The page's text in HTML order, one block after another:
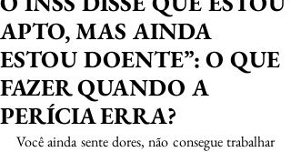
APTO, MAS AINDA
ESTOU DOENTE”: O QUE
FAZER QUANDO A
PERÍCIA ERRA?
Você ainda sente dores, não consegue trabalhar